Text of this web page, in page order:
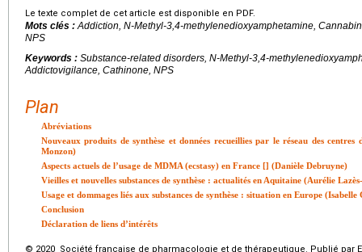
Le texte complet de cet article est disponible en PDF.
Mots clés :Addiction, N-Methyl-3,4-methylenedioxyamphetamine,
NPS
Keywords : Substance-related disorders, N-Methyl-3,4-
Addictovigilance, Cathinone, NPS
Plan
Abréviations
Nouveaux produits de synthèse et données recueillies par le réseau des
Monzon)
Aspects actuels de l’usage de MDMA (ecstasy) en France [] (Danièle Debruyne)
Vieilles et nouvelles substances de synthèse : actualités en Aquitaine (Aurélie
Usage et dommages liés aux substances de synthèse : situation en Europe
Conclusion
Déclaration de liens d’intérêts
© 2020 Société française de pharmacologie et de thérapeutique. Publié par